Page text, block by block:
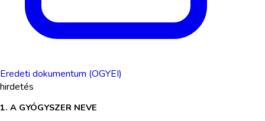
Eredeti dokumentum (OGYEI)
hirdetés
1. A GYÓGYSZER NEVE